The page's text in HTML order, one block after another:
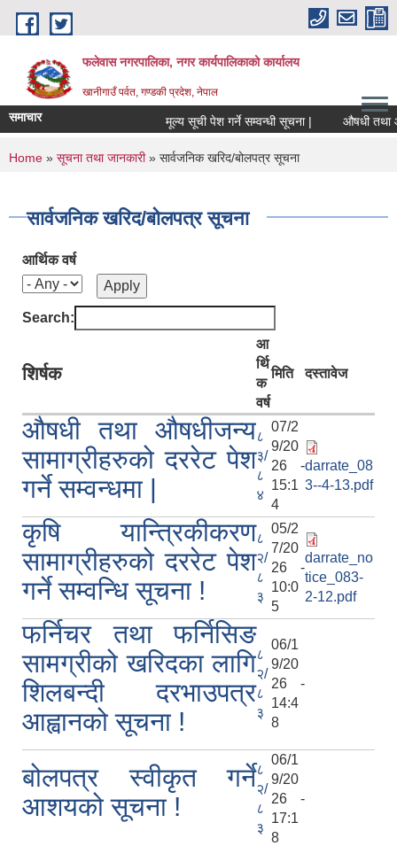
Skip to main content
फलेवास नगरपालिका, नगर कार्यपालिकाको कार्यालय
खानीगाउँ पर्वत, गण्डकी प्रदेश, नेपाल
समाचार मूल्य सूची पेश गर्ने सम्वन्धी सूचना | औषधी तथा
You are here
Home » सूचना तथा जानकारी» सार्वजनिक खरिद/बोलपत्र सूचना
सार्वजनिक खरिद/बोलपत्र सूचना
आर्थिक वर्ष
Search:
शिर्षक
आ
र्थि
क
वर्ष
मिति दस्तावेज
औषधी तथा औषधीजन्य
सामाग्रीहरुको दररेट पेश
गर्ने सम्वन्धमा |
८
३/
८
४
07/2
9/20
26 -
15:1
4
darrate_08
3--4-13.pdf
कृषि यान्त्रिकीकरण
सामाग्रीहरुको दररेट पेश
गर्ने सम्वन्धि सूचना !
८
२/
८
३
05/2
7/20
26 -
10:0
5
darrate_no
tice_083-
2-12.pdf
फर्निचर तथा फर्निसिङ
सामग्रीको खरिदका लागि
शिलबन्दी दरभाउपत्र
आह्वानको सूचना !
८
२/
८
३
06/1
9/20
26 -
14:4
8
बोलपत्र स्वीकृत गर्ने
आशयको सूचना !
८
२/
८
३
06/1
9/20
26 -
17:1
8